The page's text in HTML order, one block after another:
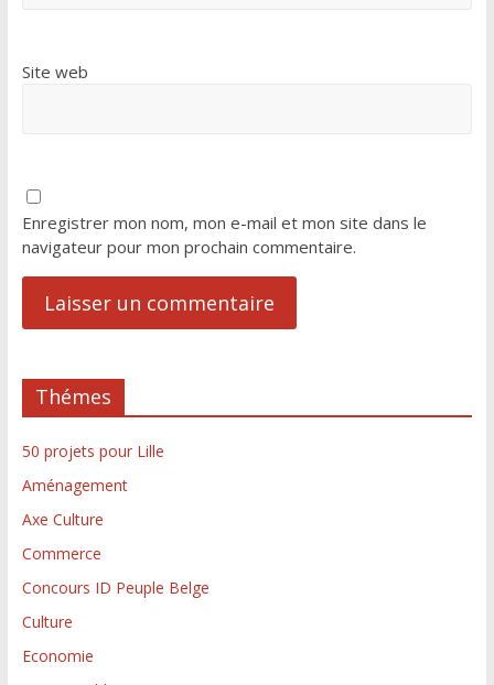
Site web
Enregistrer mon nom, mon e-mail et mon site dans le
navigateur pour mon prochain commentaire.
Thémes
50 projets pour Lille
Aménagement
Axe Culture
Commerce
Concours ID Peuple Belge
Culture
Economie